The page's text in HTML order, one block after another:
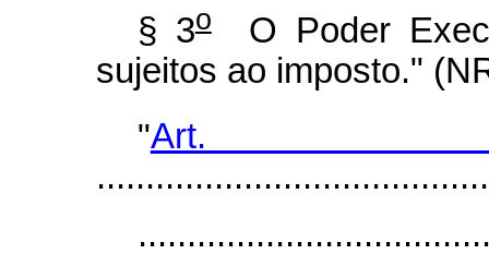
§ 3oO Poder
sujeitos ao imposto."
"Art.